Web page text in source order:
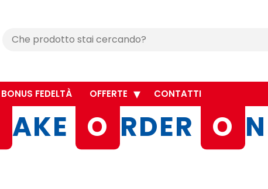
Cerca
BONUS FEDELTÀ OFFERTE CONTATTI
AKE O RDER O N